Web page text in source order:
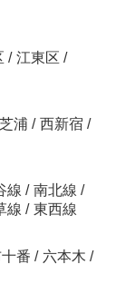
/ 江東区 /
芝浦 / 西新宿 /
線 / 南北線 /
線 / 東西線
番 / 六本木 /